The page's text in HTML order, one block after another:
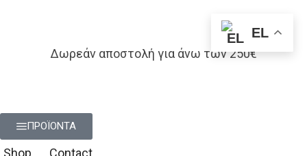
Δωρεάν αποστολή για άνω των 250€
ΠΡΟΪΟΝΤΑ
Shop Contact
EL